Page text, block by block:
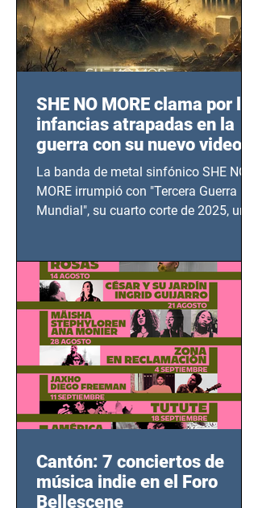
SHE NO MORE clama por las
infancias atrapadas en la
guerra con su nuevo video
TERCERA GUERRA
MUNDIAL
La banda de metal sinfónico SHE NO
MORE irrumpió con "Tercera Guerra
Mundial", su cuarto corte de 2025, un
bélicos.
Cantón: 7 conciertos de
música indie en el Foro
Bellescene